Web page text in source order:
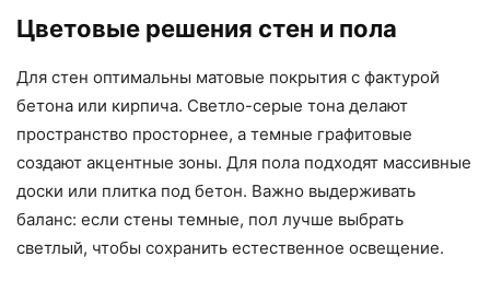
Цветовые решения стен и пола
Для стен оптимальны матовые покрытия с фактурой
бетона или кирпича. Светло-серые тона делают
пространство просторнее, а темные графитовые
создают акцентные зоны. Для пола подходят массивные
доски или плитка под бетон. Важно выдерживать
баланс: если стены темные, пол лучше выбрать
светлый, чтобы сохранить естественное освещение.